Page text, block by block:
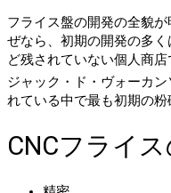
フライス盤の開発の全貌
ぜなら、初期の開発の多
ど残されていない個人商店
ジャック・ド・ヴォーカ
れている中で最も初期の粉
CNCフライ